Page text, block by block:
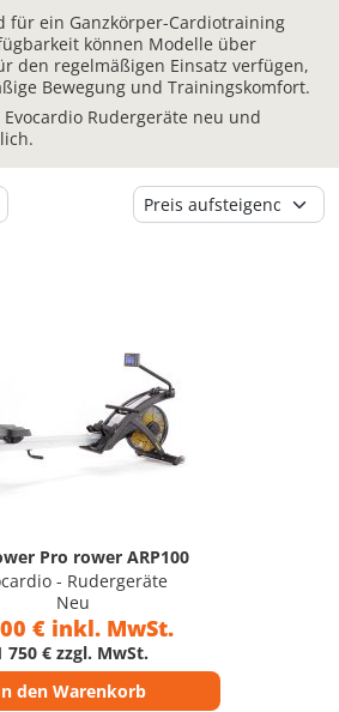
für ein Ganzkörper-Cardiotraining
können Modelle über
den regelmäßigen Einsatz verfügen,
Bewegung und Trainingskomfort.
Rudergeräte neu und
Pro rower ARP100
- Rudergeräte
Neu
€ inkl. MwSt.
750 € zzgl. MwSt.
den Warenkorb